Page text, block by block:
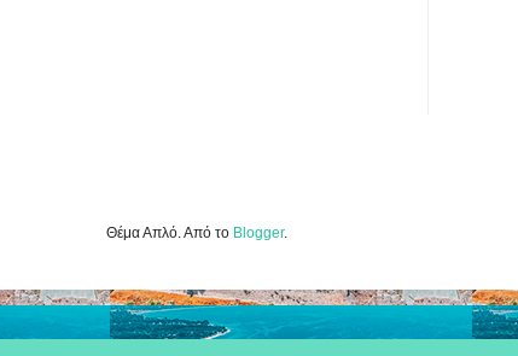
Θέμα Απλό. Από το Blogger.